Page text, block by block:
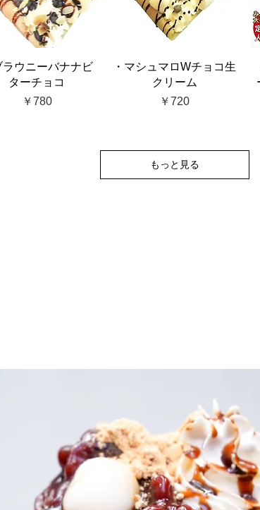
ラウニーバナナビ
ターチョコ
価格
￥780
・マシュマロWチョコ生
クリーム
価格
￥720
もっと見る